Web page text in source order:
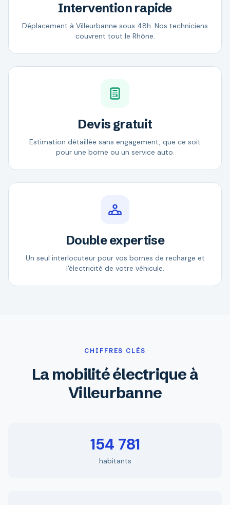
Intervention rapide
Déplacement à Villeurbanne sous 48h. Nos techniciens
couvrent tout le Rhône.
Devis gratuit
Estimation détaillée sans engagement, que ce soit
pour une borne ou un service auto.
Double expertise
Un seul interlocuteur pour vos bornes de recharge et
l'électricité de votre véhicule.
CHIFFRES CLÉS
La mobilité électrique à
Villeurbanne
154 781
habitants